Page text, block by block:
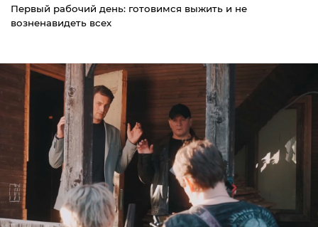
Первый рабочий день: готовимся выжить и не
возненавидеть всех